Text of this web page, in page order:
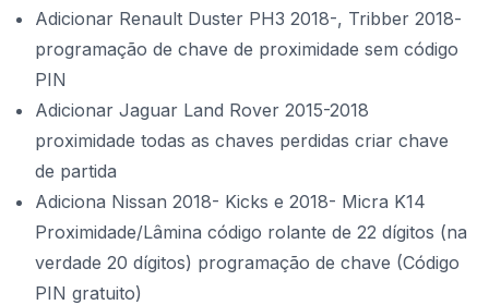
Adicionar Renault Duster PH3 2018-, Tribber 2018-
programação de chave de proximidade sem código
PIN
Adicionar Jaguar Land Rover 2015-2018
proximidade todas as chaves perdidas criar chave
de partida
Adiciona Nissan 2018- Kicks e 2018- Micra K14
Proximidade/Lâmina código rolante de 22 dígitos (na
verdade 20 dígitos) programação de chave (Código
PIN gratuito)